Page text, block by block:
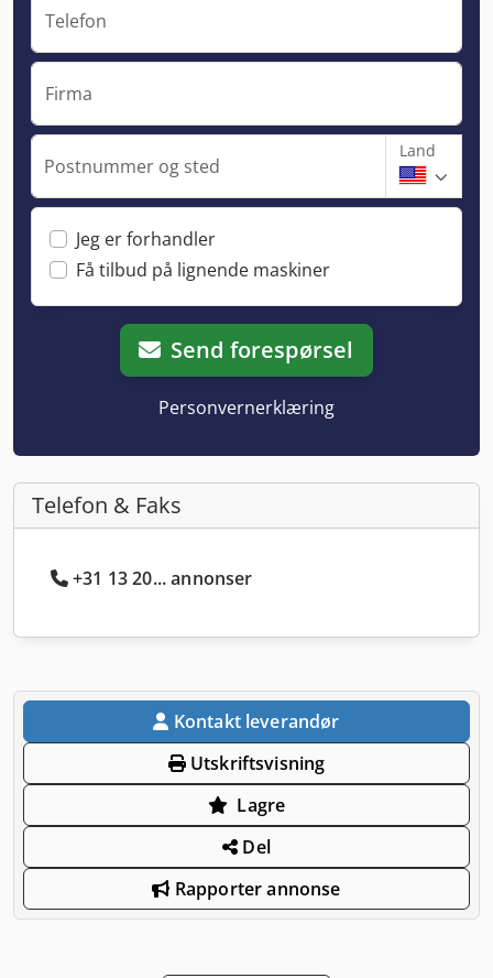
Telefon
Firma
Postnummer og sted
Land
Jeg er forhandler
Få tilbud på lignende maskiner
Send forespørsel
Personvernerklæring
Telefon & Faks
+31 13 20... annonser
Kontakt leverandør
Utskriftsvisning
Lagre
Del
Rapporter annonse